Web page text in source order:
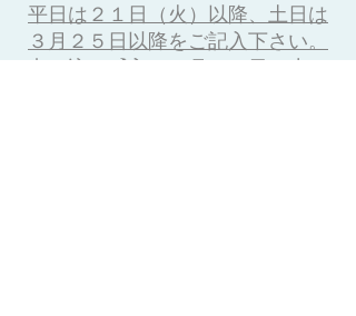
平日は２１日（火）以降、土日は
３月２５日以降をご記入下さい。
申し込み〆入は３月１５日（水）